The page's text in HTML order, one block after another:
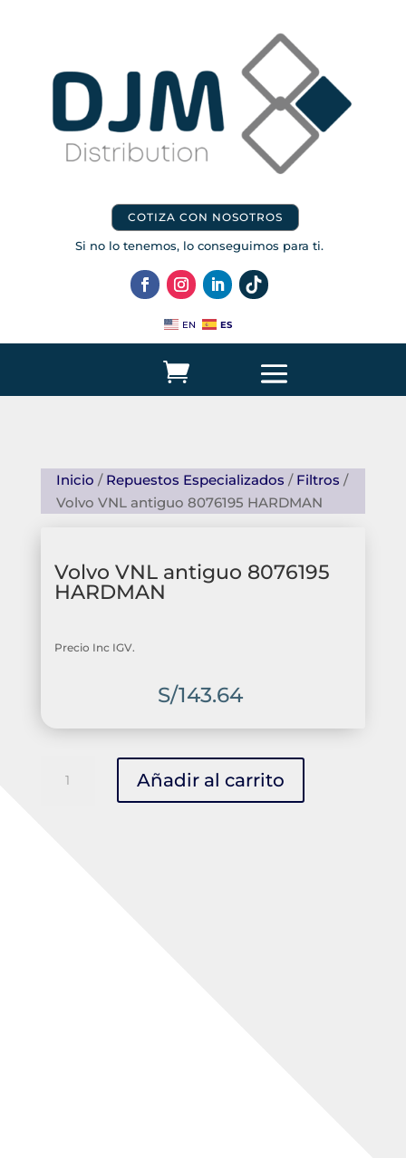
COTIZA CON NOSOTROS
Si no lo tenemos, lo conseguimos para ti.
EN ES
Inicio / Repuestos Especializados / Filtros /
Volvo VNL antiguo 8076195 HARDMAN
Volvo VNL antiguo 8076195
HARDMAN
Precio Inc IGV.
S/143.64
VNL
Añadir al carrito